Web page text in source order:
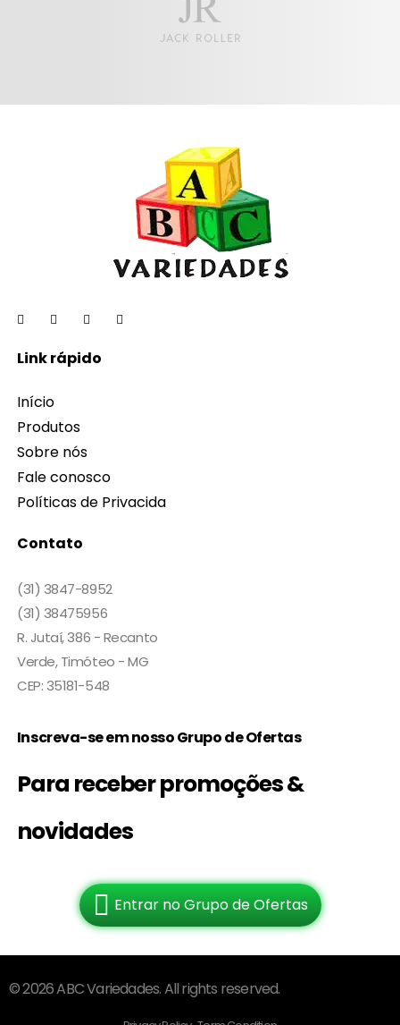
Link rápido
Início
Produtos
Sobre nós
Fale conosco
Políticas de Privacida
Contato
(31) 3847-8952
(31) 38475956
R. Jutaí, 386 - Recanto
Verde, Timóteo - MG
CEP: 35181-548
Inscreva-se em nosso Grupo de Ofertas
Para receber promoções &
novidades
Entrar no Grupo de Ofertas
© 2026 ABC Variedades. All rights reserved.